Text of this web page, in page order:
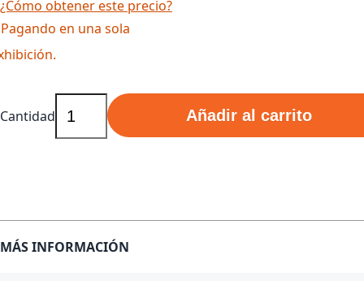
¿Cómo obtener este precio?
en una sola
Cantidad Añadir al carrito
MÁS INFORMACIÓN